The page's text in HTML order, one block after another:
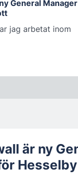
General Manager
jag arbetat inom
är ny